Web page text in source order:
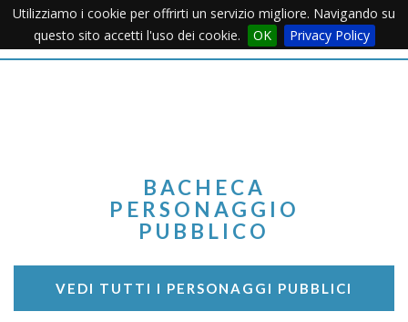
Utilizziamo i cookie per offrirti un servizio migliore. Navigando su
questo sito accetti l'uso dei cookie.
OK Privacy PolicyMenu
BACHECA
PERSONAGGIO
PUBBLICO
VEDI TUTTI I PERSONAGGI PUBBLICI